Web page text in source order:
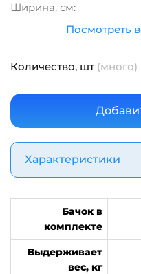
Ширина, см:
Посмотреть
Количество, шт (много)
Характеристики
Бачок в
комплекте
Выдерживает
вес, кг